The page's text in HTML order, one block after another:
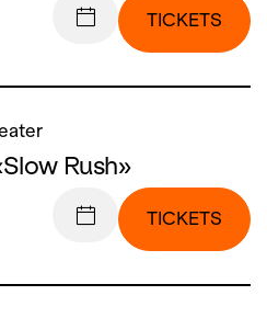
TICKETS
Rush»
TICKETS